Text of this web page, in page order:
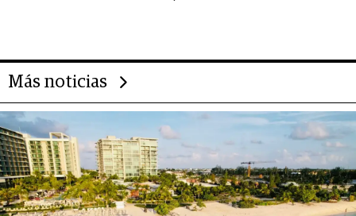
Más noticias